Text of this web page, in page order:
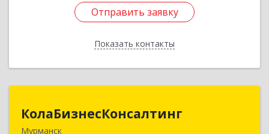
Отправить заявку
Показать контакты
Отправить заявку
Назад
КолаБизнесКонсалтинг
Мурманск